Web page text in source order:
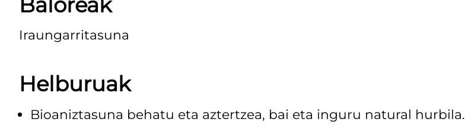
Iraungarritasuna
Helburuak
Bioaniztasuna behatu eta aztertzea, bai eta inguru natural hurbila.